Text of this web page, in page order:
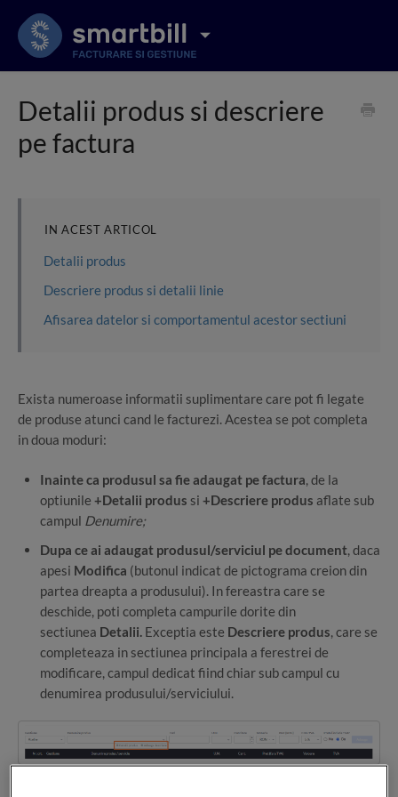
Detalii produs si descriere
pe factura
IN ACEST ARTICOL
Detalii produs
Descriere produs si detalii linie
Afisarea datelor si comportamentul acestor sectiuni
Exista numeroase informatii suplimentare care pot fi legate
de produse atunci cand le facturezi. Acestea se pot completa
in doua moduri:
Inainte ca produsul sa fie adaugat pe factura, de la
optiunile +Detalii produs si +Descriere produs aflate sub
campul Denumire;
Dupa ce ai adaugat produsul/serviciul pe document, daca
apesi Modifica (butonul indicat de pictograma creion din
partea dreapta a produsului). In fereastra care se
deschide, poti completa campurile dorite din
sectiunea Detalii. Exceptia este Descriere produs, care se
completeaza in sectiunea principala a ferestrei de
modificare, campul dedicat fiind chiar sub campul cu
denumirea produsului/serviciului.